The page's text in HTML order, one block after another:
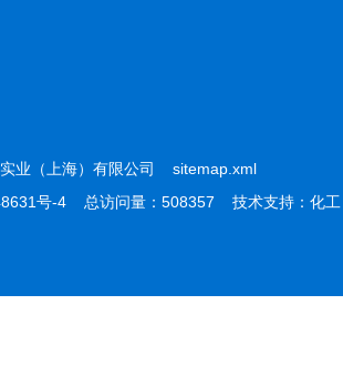
业（上海）有限公司 sitemap.xml
号-4 总访问量：508357 技术支持： 化工